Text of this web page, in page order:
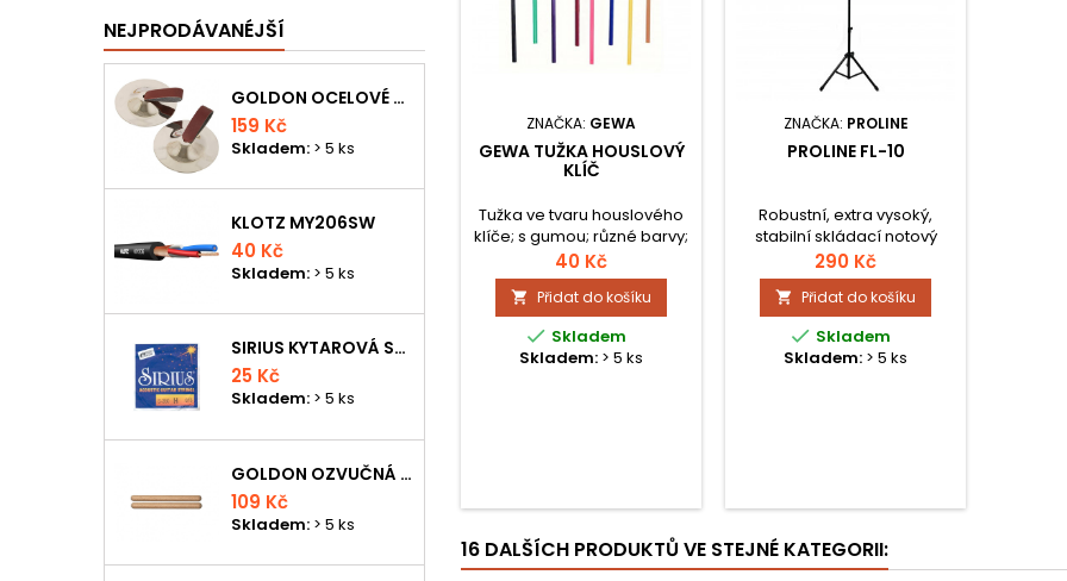
NEJPRODÁVANÉJŠÍ
GOLDON OCELOVÉ PRSTOVÉ ČINELKY
159 Kč
Skladem: > 5 ks
KLOTZ MY206SW
40 Kč
Skladem: > 5 ks
SIRIUS KYTAROVÁ STRUNA
25 Kč
Skladem: > 5 ks
GOLDON OZVUČNÁ DŘÍVKA 18 X 200MM
109 Kč
Skladem: > 5 ks
ZNAČKA: GEWA
GEWA TUŽKA HOUSLOVÝ
KLÍČ
Tužka ve tvaru houslového
klíče; s gumou; různé barvy;
cena za 1 ks
40 Kč
 Přidat do košíku
 Skladem
Skladem: > 5 ks
ZNAČKA: PROLINE
PROLINE FL-10
Robustní, extra vysoký,
stabilní skládací notový
stojan. Výška cca 70 - 160
cm (horní hrana stojanu),
včetně obalu.
290 Kč
 Přidat do košíku
 Skladem
Skladem: > 5 ks
16 DALŠÍCH PRODUKTŮ VE STEJNÉ KATEGORII: